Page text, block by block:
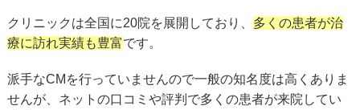
クリニックは全国に20院を展開しており、 多くの患者が治
療に訪れ実績も豊富です。
派手なCMを行っていませんので一般の知名度は高くありま
せんが、ネットの口コミや評判で多くの患者が来院してい